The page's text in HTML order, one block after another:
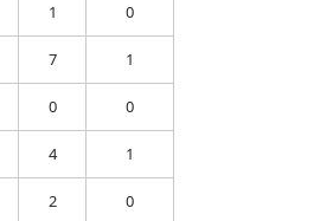
1 0
7 1
0 0
4 1
2 0